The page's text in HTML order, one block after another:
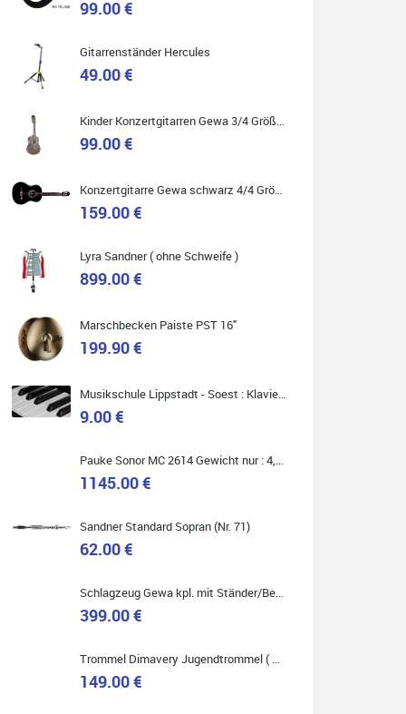
Quelle: Google-Rezension
Ich war auf der Suche nach einem neuen Keyboard
und bin begeistert: ich bin super beraten worden,
aktuell natürlich nur telefonisch. Nachdem die
abholen musste. Top!
Quelle: Google-Rezension
Ich bin super zufrieden mit meiner neuen Ukulele!
Einfach am Freitag vorbeigekommen, eben geklingelt
und top beraten worden. Ich würde den Besuch im
Quelle: Google-Rezension
99.00 €
Gitarrenständer Hercules
49.00 €
99.00 €
159.00 €
Lyra Sandner ( ohne Schweife )
899.00 €
Marschbecken Paiste PST 16"
199.90 €
9.00 €
1145.00 €
Sandner Standard Sopran (Nr. 71)
62.00 €
399.00 €
149.00 €